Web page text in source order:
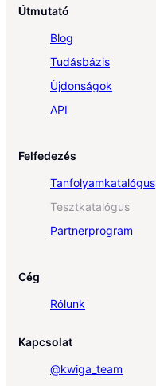
Útmutató
Blog
Tudásbázis
Újdonságok
API
Felfedezés
Tanfolyamkatalógus
Tesztkatalógus
Partnerprogram
Cég
Rólunk
Kapcsolat
@kwiga_team